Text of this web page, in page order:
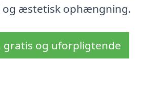
og æstetisk ophængning.
gratis og uforpligtende